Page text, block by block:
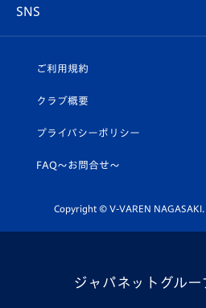
ホームタウン
平和祈念活動
ホームタウン活動
U-18
スクール
SNS
ヴィヴィくんインスタグラム
公式LINE＠
ご利用規約
クラブ概要
プライバシーポリシー
FAQ〜お問合せ〜
Copyright © V-VAREN NAGASAKI.
ジャパネットグルー